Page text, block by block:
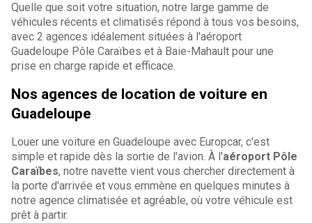
Quelle que soit votre situation, notre large gamme de
véhicules récents et climatisés répond à tous vos besoins,
avec 2 agences idéalement situées à l'aéroport
Guadeloupe Pôle Caraïbes et à Baie-Mahault pour une
prise en charge rapide et efficace.
Nos agences de location de voiture en
Guadeloupe
Louer une voiture en Guadeloupe avec Europcar, c'est
simple et rapide dès la sortie de l'avion. À l'aéroport Pôle
Caraïbes, notre navette vient vous chercher directement à
la porte d'arrivée et vous emmène en quelques minutes à
notre agence climatisée et agréable, où votre véhicule est
prêt à partir.